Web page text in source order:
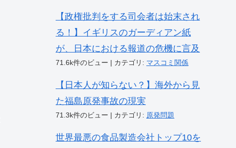
【政権批判をする司会者は始末され
る！】イギリスのガーディアン紙
が、日本における報道の危機に言及
71.6k件のビュー | カテゴリ: マスコミ関係
【日本人が知らない？】海外から見
た福島原発事故の現実
71.3k件のビュー | カテゴリ: 原発問題
世界最悪の食品製造会社トップ10を